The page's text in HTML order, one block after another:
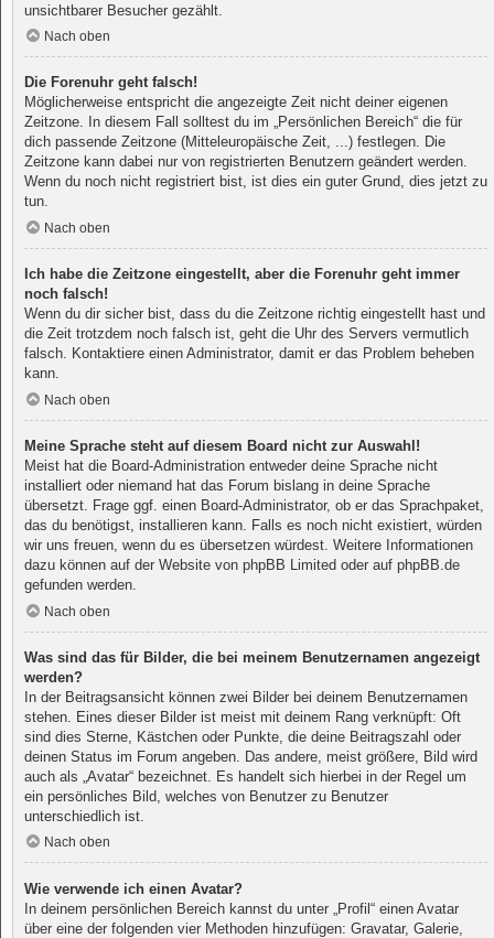
unsichtbarer Besucher gezählt.
Nach oben
Die Forenuhr geht falsch!
Möglicherweise entspricht die angezeigte Zeit nicht deiner eigenen
Zeitzone. In diesem Fall solltest du im „Persönlichen Bereich“ die für
dich passende Zeitzone (Mitteleuropäische Zeit, ...) festlegen. Die
Zeitzone kann dabei nur von registrierten Benutzern geändert werden.
Wenn du noch nicht registriert bist, ist dies ein guter Grund, dies jetzt zu
tun.
Nach oben
Ich habe die Zeitzone eingestellt, aber die Forenuhr geht immer
noch falsch!
Wenn du dir sicher bist, dass du die Zeitzone richtig eingestellt hast und
die Zeit trotzdem noch falsch ist, geht die Uhr des Servers vermutlich
falsch. Kontaktiere einen Administrator, damit er das Problem beheben
kann.
Nach oben
Meine Sprache steht auf diesem Board nicht zur Auswahl!
Meist hat die Board-Administration entweder deine Sprache nicht
installiert oder niemand hat das Forum bislang in deine Sprache
übersetzt. Frage ggf. einen Board-Administrator, ob er das Sprachpaket,
das du benötigst, installieren kann. Falls es noch nicht existiert, würden
wir uns freuen, wenn du es übersetzen würdest. Weitere Informationen
dazu können auf der Website von phpBB Limited oder auf phpBB.de
gefunden werden.
Nach oben
Was sind das für Bilder, die bei meinem Benutzernamen angezeigt
werden?
In der Beitragsansicht können zwei Bilder bei deinem Benutzernamen
stehen. Eines dieser Bilder ist meist mit deinem Rang verknüpft: Oft
sind dies Sterne, Kästchen oder Punkte, die deine Beitragszahl oder
deinen Status im Forum angeben. Das andere, meist größere, Bild wird
auch als „Avatar“ bezeichnet. Es handelt sich hierbei in der Regel um
ein persönliches Bild, welches von Benutzer zu Benutzer
unterschiedlich ist.
Nach oben
Wie verwende ich einen Avatar?
In deinem persönlichen Bereich kannst du unter „Profil“ einen Avatar
über eine der folgenden vier Methoden hinzufügen: Gravatar, Galerie,